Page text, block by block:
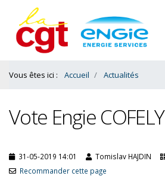
Contenu
Bas
Vous êtes ici : Accueil Actualités
Vote Engie COFELY
31-05-2019 14:01 Tomislav HAJDIN
Recommander cette page